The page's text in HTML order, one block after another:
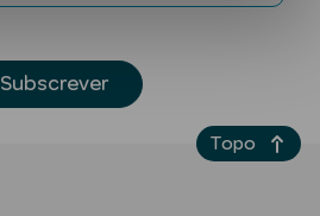
Subscrever
Topo